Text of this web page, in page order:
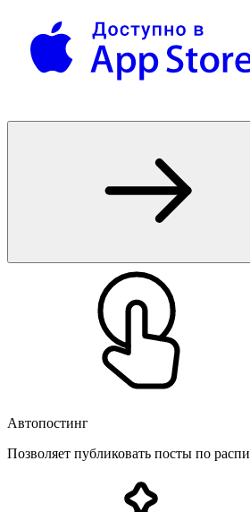
Автопостинг
Позволяет публиковать посты по